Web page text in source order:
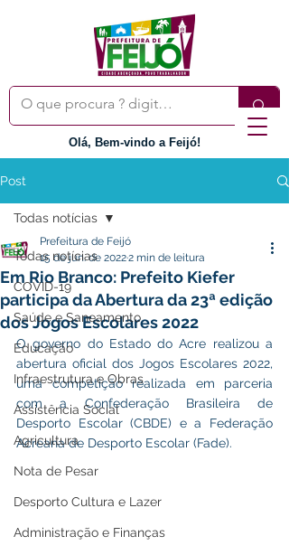
Olá, Bem-vindo a Feijó!
Post
Todas notícias
COVID-19
Saúde e Saneamento
Educação
Infraestrutura e Obras
Assistência Social
Agricultura
Nota de Pesar
Desporto Cultura e Lazer
Administração e Finanças
Todas notícias
Em Rio Branco: Prefeito Kiefer
participa da Abertura da 23ª edição
dos Jogos Escolares 2022
Prefeitura de Feijó
15 de jun. de 20222 min de leitura
O governo do Estado do Acre realizou a
abertura oficial dos Jogos Escolares 2022,
uma competição realizada em parceria
com a Confederação Brasileira de
Desporto Escolar (CBDE) e a Federação
Acreana de Desporto Escolar (Fade).